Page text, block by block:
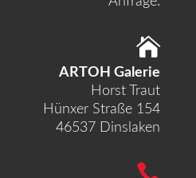

ARTOH Galerie
Horst Traut
Hünxer Straße 154
46537 Dinslaken